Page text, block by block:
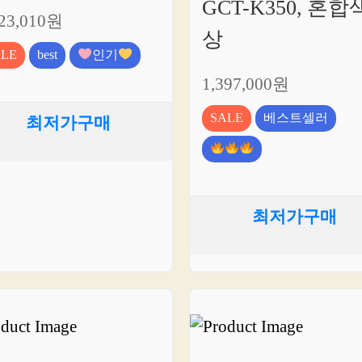
원
best 인기
최저가구매
GCT-K350, 혼합
상
1,397,000원
SALE 베스트셀러
최저가구매